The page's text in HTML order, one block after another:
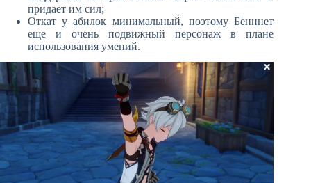
придает им сил;
Откат у абилок минимальный, поэтому Бенннет
еще и очень подвижный персонаж в плане
использования умений.